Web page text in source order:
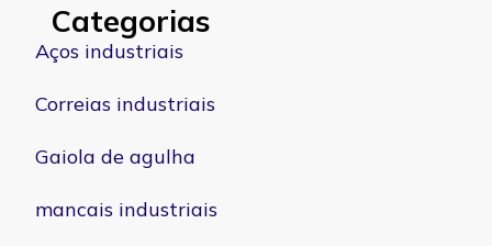
Categorias
Aços industriais
Correias industriais
Gaiola de agulha
mancais industriais